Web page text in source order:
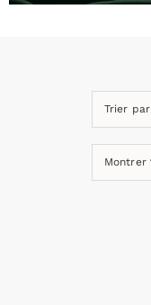
RH et emploi
Trier par
Montrer